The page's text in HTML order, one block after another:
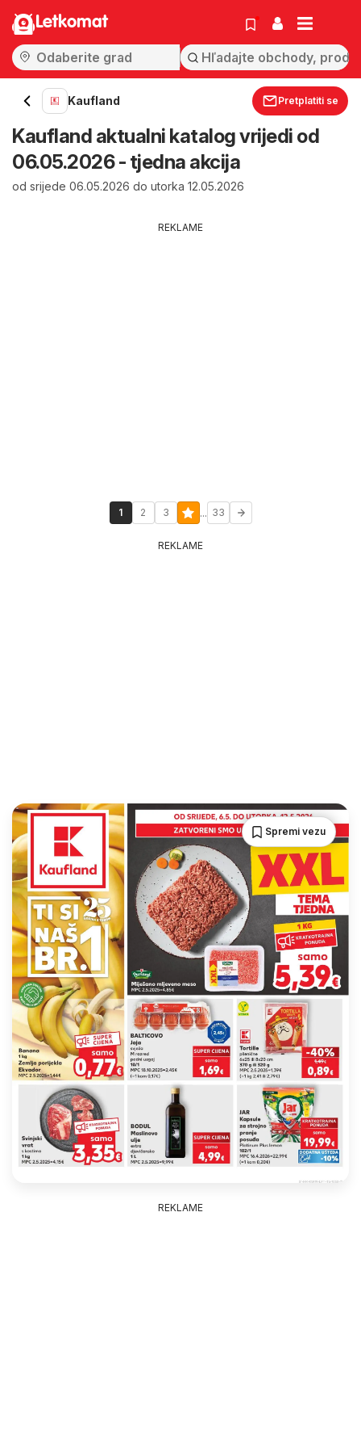
Letkomat
Kaufland Pretplatiti se
Kaufland aktualni katalog vrijedi od
06.05.2026 - tjedna akcija
od srijede 06.05.2026 do utorka 12.05.2026
REKLAME
1 2 3 ... 33
REKLAME
Spremi vezu
REKLAME